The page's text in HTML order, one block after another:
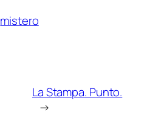
mistero
La Stampa. Punto.
→